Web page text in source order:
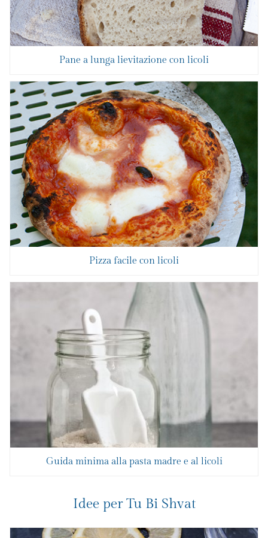
Pane a lunga lievitazione con licoli
Pizza facile con licoli
Guida minima alla pasta madre e al licoli
Idee per Tu Bi Shvat